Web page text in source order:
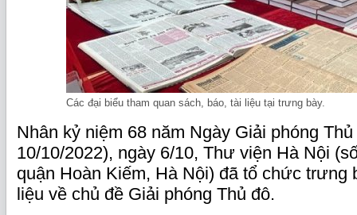
Các đại biểu tham quan sách, báo, tài liệu tại trưng bày.
Nhân kỷ niệm 68 năm Ngày Giải phóng
10/10/2022), ngày 6/10, Thư viện Hà Nội
quận Hoàn Kiếm, Hà Nội) đã tổ chức trưng
liệu về chủ đề Giải phóng Thủ đô.